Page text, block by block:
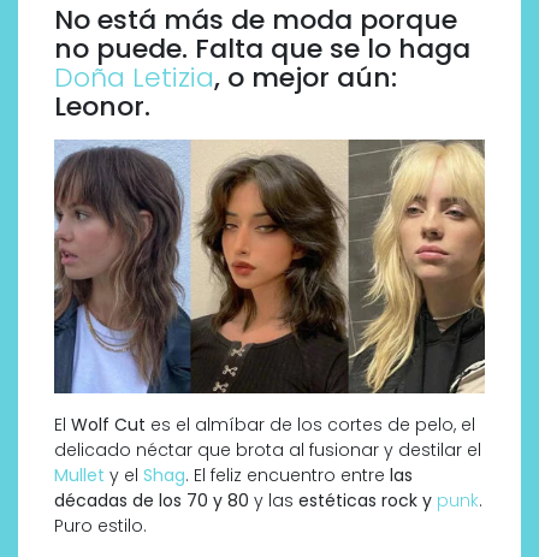
No está más de moda porque
no puede. Falta que se lo haga
Doña Letizia, o mejor aún:
Leonor.
El Wolf Cut es el almíbar de los cortes de pelo, el
delicado néctar que brota al fusionar y destilar el
Mullet y el Shag. El feliz encuentro entre las
décadas de los 70 y 80 y las estéticas rock y punk.
Puro estilo.